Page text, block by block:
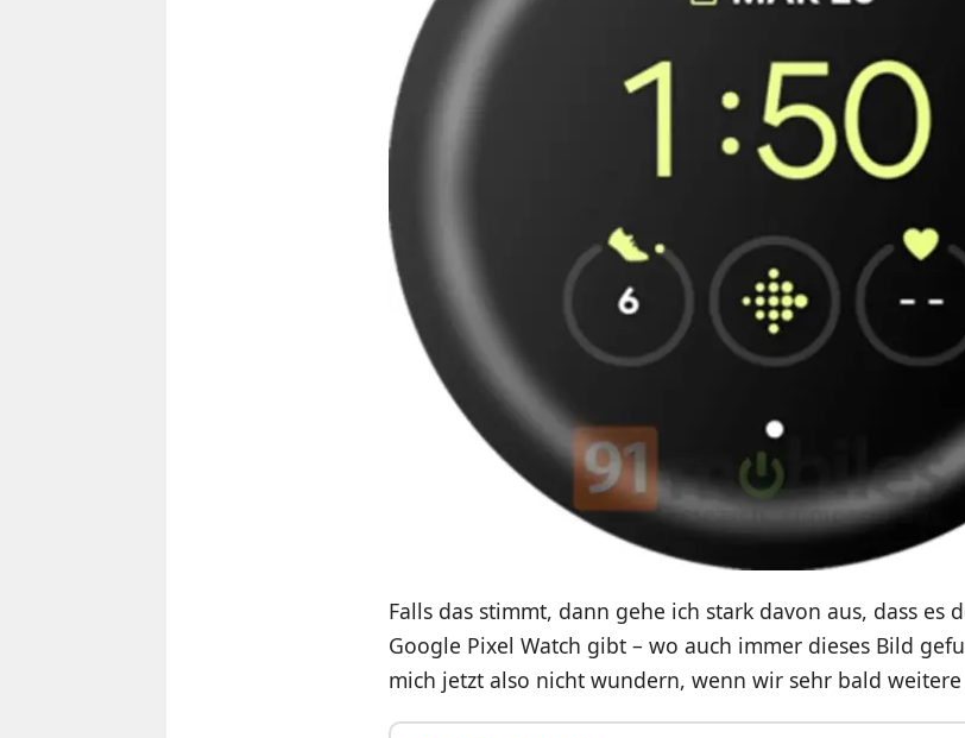
Falls das stimmt, dann gehe ich stark davon aus, dass es
Google Pixel Watch gibt – wo auch immer dieses Bild
mich jetzt also nicht wundern, wenn wir sehr bald weitere